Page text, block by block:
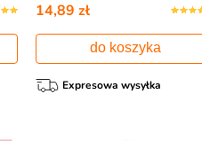
14,89 zł
do koszyka
Expresowa wysyłka